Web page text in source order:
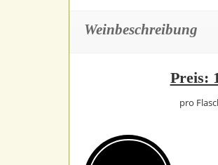
Weinbeschreibung
Preis:
pro